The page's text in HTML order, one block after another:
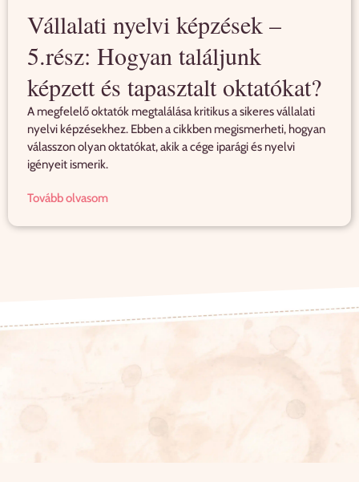
Vállalati nyelvi képzések –
5.rész: Hogyan találjunk
képzett és tapasztalt oktatókat?
A megfelelő oktatók megtalálása kritikus a sikeres vállalati
nyelvi képzésekhez. Ebben a cikkben megismerheti, hogyan
válasszon olyan oktatókat, akik a cége iparági és nyelvi
igényeit ismerik.
Tovább olvasom